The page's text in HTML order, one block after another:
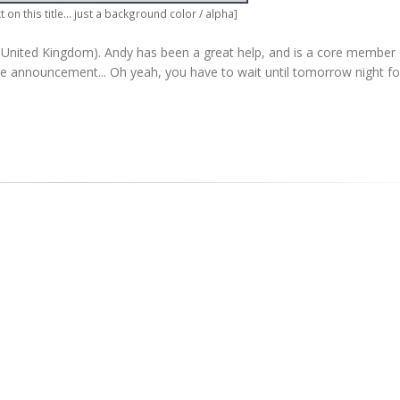
on this title... just a background color / alpha]
Kingdom). Andy has been a great help, and is a core member
announcement... Oh yeah, you have to wait until tomorrow night